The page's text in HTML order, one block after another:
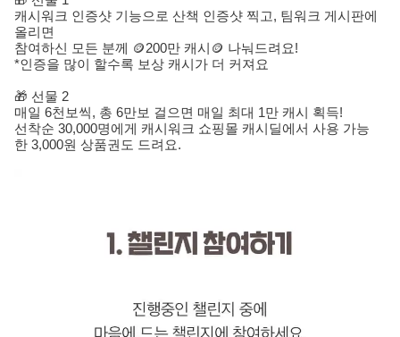
캐시워크 인증샷 기능으로 산책 인증샷 찍고, 팀워크 게시판에
올리면
참여하신 모든 분께 🪙200만 캐시 🪙 나눠드려요!
*인증을 많이 할수록 보상 캐시가 더 커져요
🎁 선물 2
매일 6천보씩, 총 6만보 걸으면 매일 최대 1만 캐시
획득!
선착순 30,000명에게 캐시워크 쇼핑몰 캐시딜에서 사용 가능
한 3,000원 상품권 도 드려요.